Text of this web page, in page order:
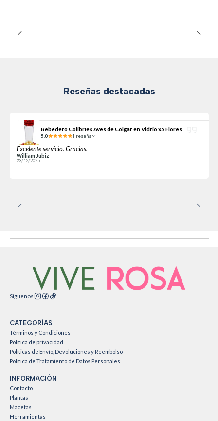
Reseñas destacadas
Bebedero Colibríes Aves de Colgar en Vidrio x5 Flores
5.0 1 reseña
Excelente servicio. Gracias.
William Jubiz
23/12/2025
Síguenos
CATEGORÍAS
Términos y Condiciones
Política de privacidad
Políticas de Envío, Devoluciones y Reembolso
Política de Tratamiento de Datos Personales
INFORMACIÓN
Contacto
Plantas
Macetas
Herramientas